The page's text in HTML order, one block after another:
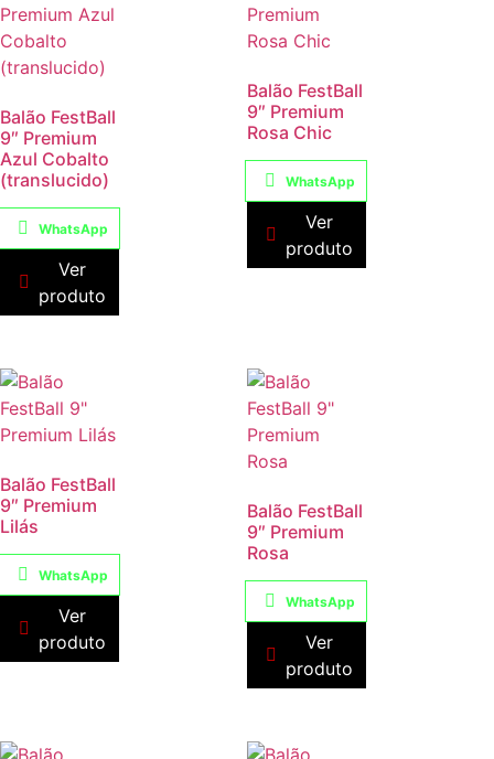
Balão FestBall
9″ Premium
Azul Cobalto
(translucido)
WhatsApp
Ver
produto
Balão FestBall
9″ Premium
Rosa Chic
WhatsApp
Ver
produto
Balão FestBall
9″ Premium
Lilás
WhatsApp
Ver
produto
Balão FestBall
9″ Premium
Rosa
WhatsApp
Ver
produto